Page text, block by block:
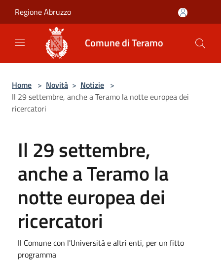
Regione Abruzzo
Comune di Teramo
Home > Novità > Notizie >
Il 29 settembre, anche a Teramo la notte europea dei
ricercatori
Il 29 settembre,
anche a Teramo la
notte europea dei
ricercatori
Il Comune con l'Università e altri enti, per un fitto
programma